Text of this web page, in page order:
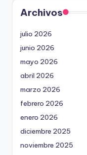
Archivos
julio 2026
junio 2026
mayo 2026
abril 2026
marzo 2026
febrero 2026
enero 2026
diciembre 2025
noviembre 2025